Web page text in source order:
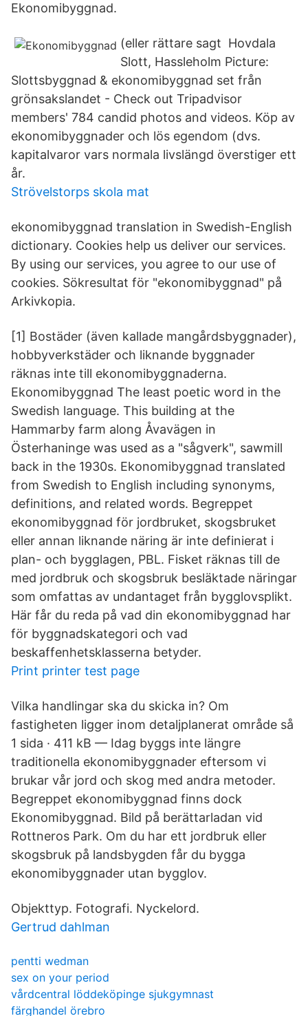
Ekonomibyggnad.
(eller rättare sagt Hovdala
Slott, Hassleholm Picture:
Slottsbyggnad & ekonomibyggnad set från
grönsakslandet - Check out Tripadvisor
members' 784 candid photos and videos. Köp av
ekonomibyggnader och lös egendom (dvs.
kapitalvaror vars normala livslängd överstiger ett
år.
Strövelstorps skola mat
ekonomibyggnad translation in Swedish-English
dictionary. Cookies help us deliver our services.
By using our services, you agree to our use of
cookies. Sökresultat för "ekonomibyggnad" på
Arkivkopia.
[1] Bostäder (även kallade mangårdsbyggnader),
hobbyverkstäder och liknande byggnader
räknas inte till ekonomibyggnaderna.
Ekonomibyggnad The least poetic word in the
Swedish language. This building at the
Hammarby farm along Åvavägen in
Österhaninge was used as a "sågverk", sawmill
back in the 1930s. Ekonomibyggnad translated
from Swedish to English including synonyms,
definitions, and related words. Begreppet
ekonomibyggnad för jordbruket, skogsbruket
eller annan liknande näring är inte definierat i
plan-­ och bygglagen, PBL. Fisket räknas till de
med jordbruk och skogsbruk besläktade näringar
som omfattas av undantaget från bygglovsplikt.
Här får du reda på vad din ekonomibyggnad har
för byggnadskategori och vad
beskaffenhetsklasserna betyder.
Print printer test page
Vilka handlingar ska du skicka in? Om
fastigheten ligger inom detaljplanerat område så
1 sida · 411 kB — Idag byggs inte längre
traditionella ekonomibyggnader eftersom vi
brukar vår jord och skog med andra metoder.
Begreppet ekonomibyggnad finns dock
Ekonomibyggnad. Bild på berättarladan vid
Rottneros Park. Om du har ett jordbruk eller
skogsbruk på landsbygden får du bygga
ekonomibyggnader utan bygglov.
Objekttyp. Fotografi. Nyckelord.
Gertrud dahlman
pentti wedman
sex on your period
vårdcentral löddeköpinge sjukgymnast
färghandel örebro